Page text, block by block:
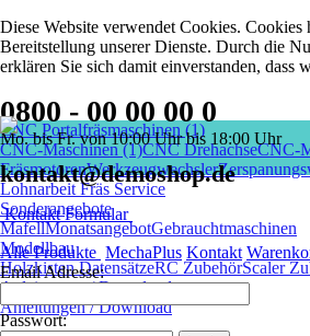
Diese Website verwendet Cookies. Cookies
Bereitstellung unserer Dienste. Durch die
erklären Sie sich damit einverstanden, dass
CNC Portalfräsmaschinen (1)
CNC-Maschinen (1)CNC DrehachseCNC-
FräsmotorenWerkzeugwechsler
Lohnarbeit Fräs Service
Sonderangebote
MafellMonatsangebotGebrauchtmaschinen
Modellbau
Holzkisten DatensätzeRC ZubehörScaler
Anleitungen / Download
Anleitungen / Download
0800 - 00 00 00 0
Mo. bis Fr. von 10:00 Uhr bis 18:00 Uhr
kontakt@demoshop.de
Kontakt Formular
Alle Produkte MechaPlus Kontakt
Email Adresse:
Passwort: